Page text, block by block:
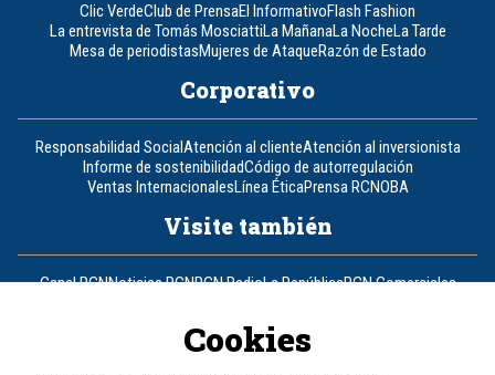
Clic VerdeClub de PrensaEl InformativoFlash Fashion
La entrevista de Tomás MosciattiLa MañanaLa NocheLa Tarde
Mesa de periodistasMujeres de AtaqueRazón de Estado
Corporativo
Responsabilidad SocialAtención al clienteAtención al inversionista
Informe de sostenibilidadCódigo de autorregulación
Ventas InternacionalesLínea ÉticaPrensa RCNOBA
Visite también
Canal RCNNoticias RCNRCN RadioLa RepúblicaRCN Comerciales
Un producto de RCN Televisión
Cookies